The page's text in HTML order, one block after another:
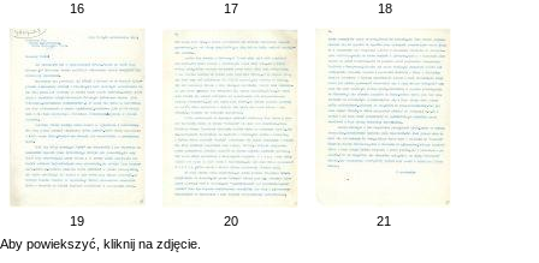
16 17 18
19 20
21
Aby powiekszyć, kliknij na zdjęcie.